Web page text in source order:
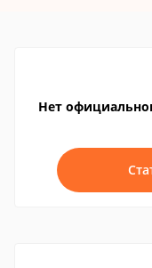
Нет